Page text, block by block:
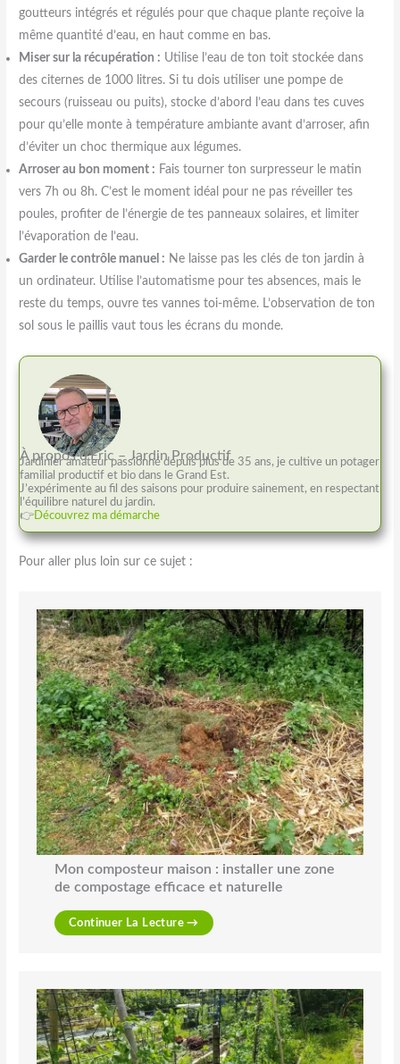
goutteurs intégrés et régulés pour que chaque plante reçoive la
même quantité d’eau, en haut comme en bas.
Miser sur la récupération : Utilise l’eau de ton toit stockée dans
des citernes de 1000 litres. Si tu dois utiliser une pompe de
secours (ruisseau ou puits), stocke d’abord l’eau dans tes cuves
pour qu’elle monte à température ambiante avant d’arroser, afin
d’éviter un choc thermique aux légumes.
Arroser au bon moment : Fais tourner ton surpresseur le matin
vers 7h ou 8h. C’est le moment idéal pour ne pas réveiller tes
poules, profiter de l’énergie de tes panneaux solaires, et limiter
l’évaporation de l’eau.
Garder le contrôle manuel : Ne laisse pas les clés de ton jardin à
un ordinateur. Utilise l’automatisme pour tes absences, mais le
reste du temps, ouvre tes vannes toi-même. L’observation de ton
sol sous le paillis vaut tous les écrans du monde.
À propos d’Éric – Jardin Productif
Jardinier amateur passionné depuis plus de 35 ans, je cultive un potager
familial productif et bio dans le Grand Est.
J’expérimente au fil des saisons pour produire sainement, en respectant
l’équilibre naturel du jardin.
👉Découvrez ma démarche
Pour aller plus loin sur ce sujet :
Mon composteur maison : installer une zone
de compostage efficace et naturelle
Continuer La Lecture →